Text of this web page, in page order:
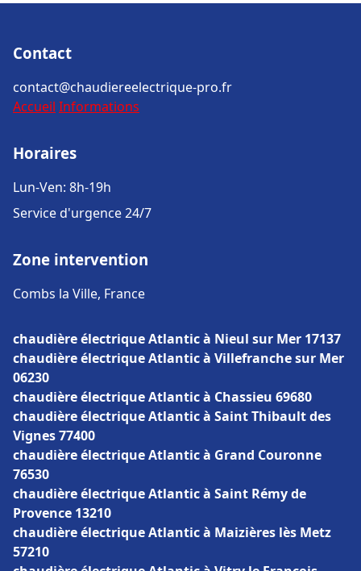
Contact
contact@chaudiereelectrique-pro.fr
Accueil Informations
Horaires
Lun-Ven: 8h-19h
Service d'urgence 24/7
Zone intervention
Combs la Ville, France
chaudière électrique Atlantic à Nieul sur Mer 17137
chaudière électrique Atlantic à Villefranche sur Mer
06230
chaudière électrique Atlantic à Chassieu 69680
chaudière électrique Atlantic à Saint Thibault des
Vignes 77400
chaudière électrique Atlantic à Grand Couronne
76530
chaudière électrique Atlantic à Saint Rémy de
Provence 13210
chaudière électrique Atlantic à Maizières lès Metz
57210